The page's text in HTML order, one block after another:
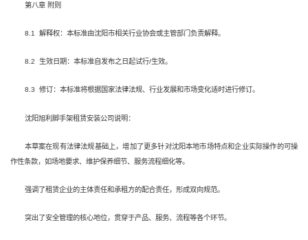
第八章 附则
8.1 解释权：本标准由沈阳市相关行业协会或主管部门负责解释。
8.2 生效日期：本标准自发布之日起试行/生效。
8.3 修订：本标准将根据国家法律法规、行业发展和市场变化适时进行修订。
沈阳旭利脚手架租赁安装公司说明：
本草案在现有法律法规基础上，增加了更多针对沈阳本地市场特点和企业实际操作的可操
作性条款，如场地要求、维护保养细节、服务流程细化等。
强调了租赁企业的主体责任和承租方的配合责任，形成双向规范。
突出了安全管理的核心地位，贯穿于产品、服务、流程等各个环节。